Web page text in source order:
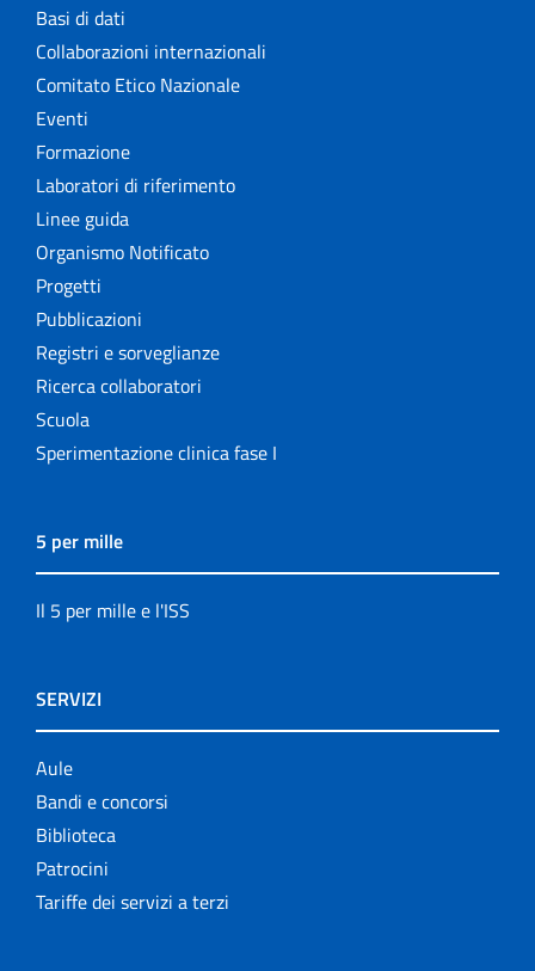
Basi di dati
Collaborazioni internazionali
Comitato Etico Nazionale
Eventi
Formazione
Laboratori di riferimento
Linee guida
Organismo Notificato
Progetti
Pubblicazioni
Registri e sorveglianze
Ricerca collaboratori
Scuola
Sperimentazione clinica fase I
5 per mille
Il 5 per mille e l'ISS
SERVIZI
Aule
Bandi e concorsi
Biblioteca
Patrocini
Tariffe dei servizi a terzi